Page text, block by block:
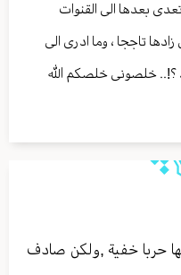
بعدها الى القنوات
تاججا ، وما ادرى الى
؟!.. خلصونى خلصكم الله
حربا خفية ,ولكن صادف